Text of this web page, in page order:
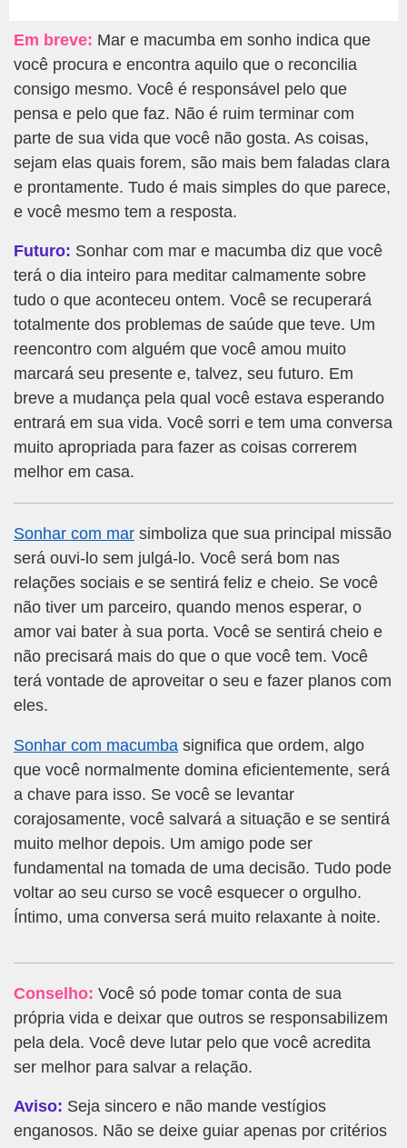
Em breve: Mar e macumba em sonho indica que
você procura e encontra aquilo que o reconcilia
consigo mesmo. Você é responsável pelo que
pensa e pelo que faz. Não é ruim terminar com
parte de sua vida que você não gosta. As coisas,
sejam elas quais forem, são mais bem faladas clara
e prontamente. Tudo é mais simples do que parece,
e você mesmo tem a resposta.
Futuro: Sonhar com mar e macumba diz que você
terá o dia inteiro para meditar calmamente sobre
tudo o que aconteceu ontem. Você se recuperará
totalmente dos problemas de saúde que teve. Um
reencontro com alguém que você amou muito
marcará seu presente e, talvez, seu futuro. Em
breve a mudança pela qual você estava esperando
entrará em sua vida. Você sorri e tem uma conversa
muito apropriada para fazer as coisas correrem
melhor em casa.
Sonhar com mar simboliza que sua principal missão
será ouvi-lo sem julgá-lo. Você será bom nas
relações sociais e se sentirá feliz e cheio. Se você
não tiver um parceiro, quando menos esperar, o
amor vai bater à sua porta. Você se sentirá cheio e
não precisará mais do que o que você tem. Você
terá vontade de aproveitar o seu e fazer planos com
eles.
Sonhar com macumba significa que ordem, algo
que você normalmente domina eficientemente, será
a chave para isso. Se você se levantar
corajosamente, você salvará a situação e se sentirá
muito melhor depois. Um amigo pode ser
fundamental na tomada de uma decisão. Tudo pode
voltar ao seu curso se você esquecer o orgulho.
Íntimo, uma conversa será muito relaxante à noite.
Conselho: Você só pode tomar conta de sua
própria vida e deixar que outros se responsabilizem
pela dela. Você deve lutar pelo que você acredita
ser melhor para salvar a relação.
Aviso: Seja sincero e não mande vestígios
enganosos. Não se deixe guiar apenas por critérios